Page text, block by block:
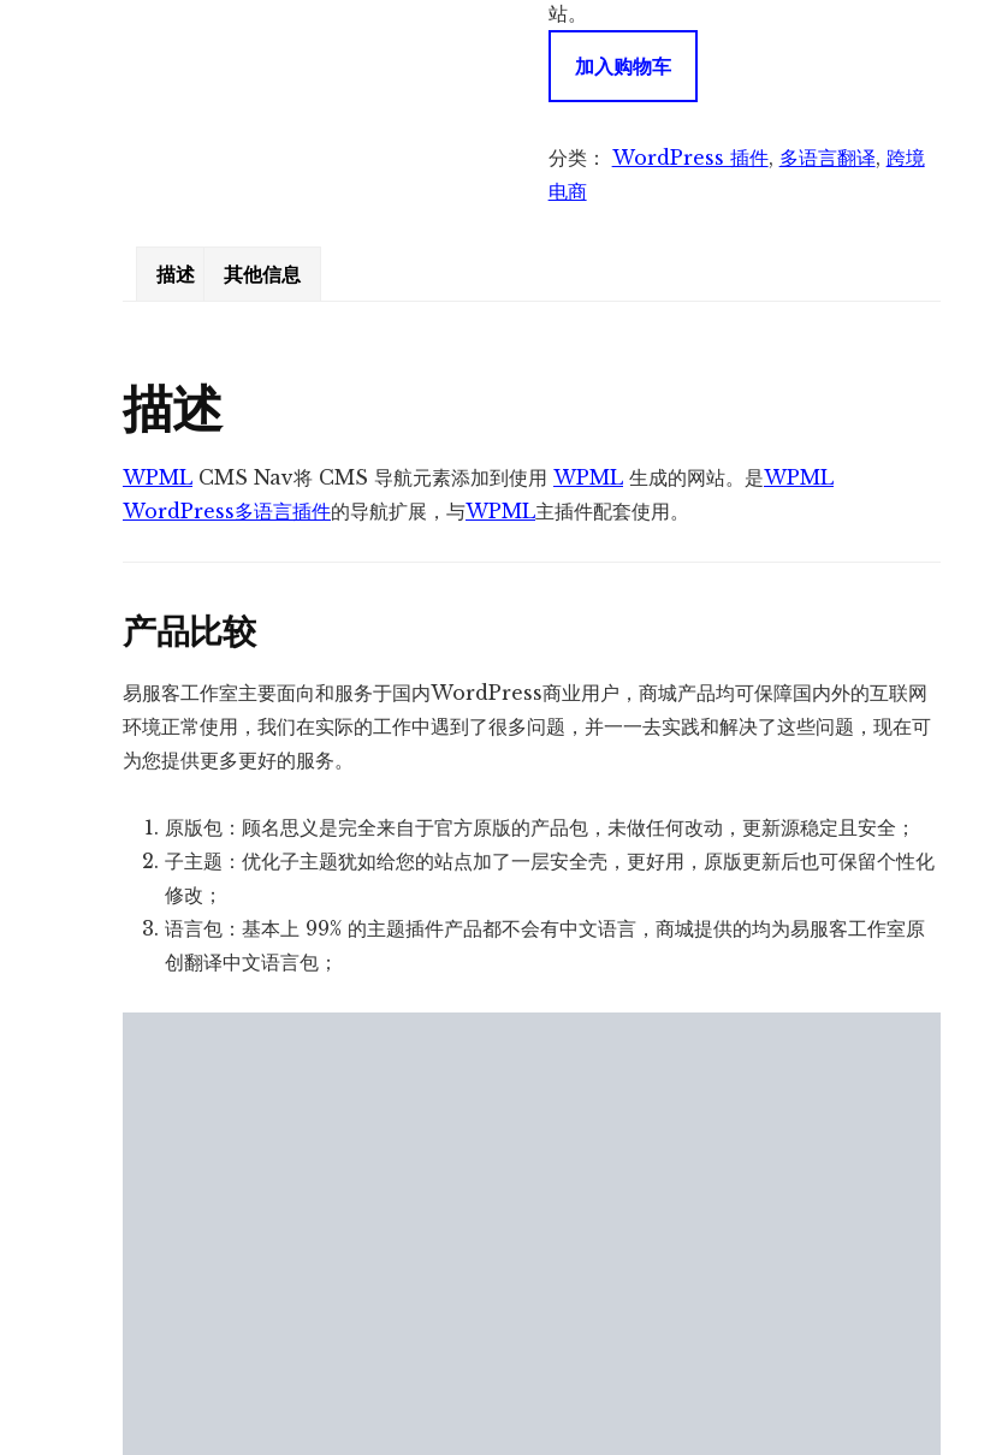
站。
CMS
|
多
数
量
加入购物车
分类： WordPress 插件, 多语言翻译, 跨境
电商
描述 其他信息
描述
WPML CMS Nav将 CMS 导航元素添加到使用 WPML 生成的网站。是WPML
WordPress多语言插件的导航扩展，与WPML主插件配套使用。
产品比较
易服客工作室主要面向和服务于国内WordPress商业用户，商城产品均可保障国内外的互联网
环境正常使用，我们在实际的工作中遇到了很多问题，并一一去实践和解决了这些问题，现在可
为您提供更多更好的服务。
原版包：顾名思义是完全来自于官方原版的产品包，未做任何改动，更新源稳定且安全；
子主题：优化子主题犹如给您的站点加了一层安全壳，更好用，原版更新后也可保留个性化
修改；
语言包：基本上 99% 的主题插件产品都不会有中文语言，商城提供的均为易服客工作室原
创翻译中文语言包；